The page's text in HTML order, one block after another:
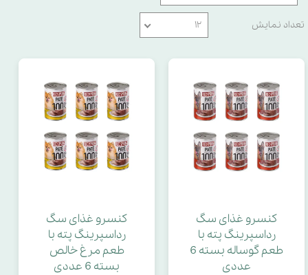
تعداد نمایش ۱۲
کنسرو غذای سگ
رداسپرینگ پته با
طعم گوساله بسته 6
عددی
کنسرو غذای سگ
رداسپرینگ پته با
طعم مرغ خالص
بسته 6 عددی